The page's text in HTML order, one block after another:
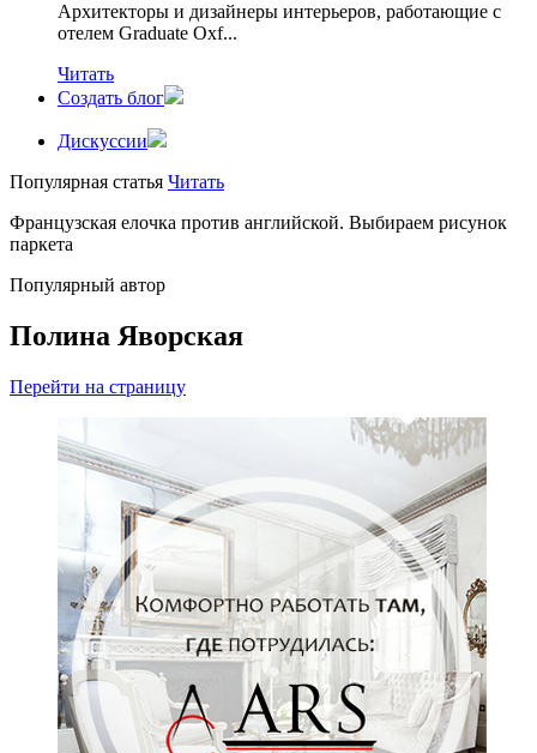
Архитекторы и дизайнеры интерьеров, работающие с
отелем Graduate Oxf...
Читать
Создать блог
Дискуссии
Популярная статья Читать
Французская елочка против английской. Выбираем рисунок
паркета
Популярный автор
Полина Яворская
Перейти на страницу